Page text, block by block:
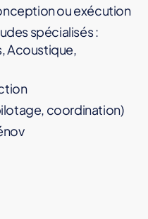
ou exécution
spécialisés :
Acoustique,
coordination)